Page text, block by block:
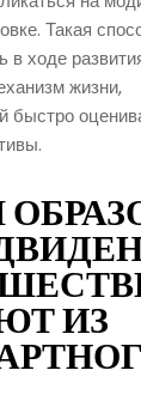
Такая
ходе
жизни,
быстро
ИЗ